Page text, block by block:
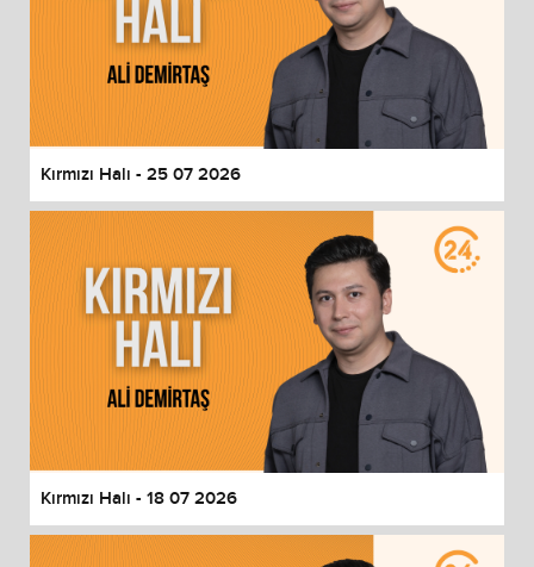
Kırmızı Halı - 25 07 2026
Kırmızı Halı - 18 07 2026